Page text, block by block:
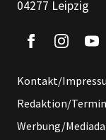
04277 Leipzig
Kontakt/
Redaktion/
Werbung/